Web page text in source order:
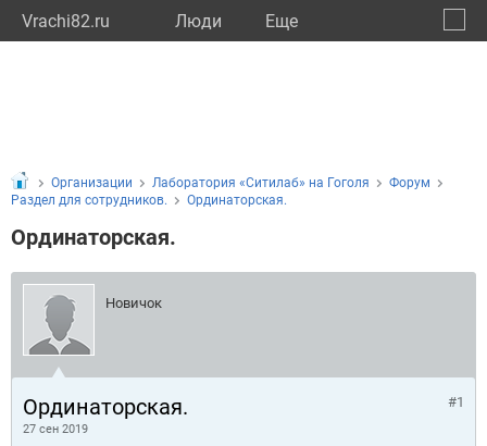
Vrachi82.ru Люди Eще
Организации Лаборатория «Ситилаб» на Гоголя
Форум
Раздел для сотрудников.
Ординаторская.
Ординаторская.
Новичок
Ординаторская.
27 сен 2019
#1